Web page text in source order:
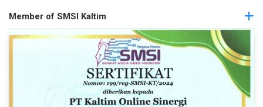
Member of SMSI Kaltim